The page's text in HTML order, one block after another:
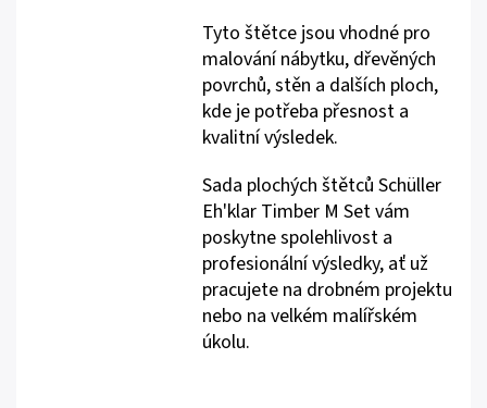
Tyto štětce jsou vhodné pro
malování nábytku, dřevěných
povrchů, stěn a dalších ploch,
kde je potřeba přesnost a
kvalitní výsledek.
Sada plochých štětců Schüller
Eh'klar Timber M Set vám
poskytne spolehlivost a
profesionální výsledky, ať už
pracujete na drobném projektu
nebo na velkém malířském
úkolu.